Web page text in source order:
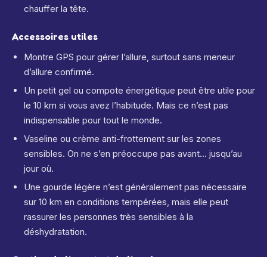
chauffer la tête.
Accessoires utiles
Montre GPS pour gérer l’allure, surtout sans meneur
d’allure confirmé.
Un petit gel ou compote énergétique peut être utile pour
le 10 km si vous avez l’habitude. Mais ce n’est pas
indispensable pour tout le monde.
Vaseline ou crème anti-frottement sur les zones
sensibles. On ne s’en préoccupe pas avant… jusqu’au
jour où.
Une gourde légère n’est généralement pas nécessaire
sur 10 km en conditions tempérées, mais elle peut
rassurer les personnes très sensibles à la
déshydratation.